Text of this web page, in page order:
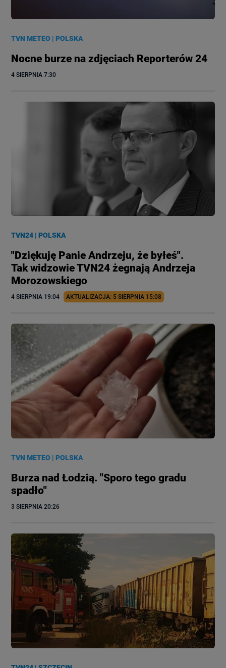
TVN METEO |POLSKA
Nocne burze na zdjęciach Reporterów 24
4 SIERPNIA 7:30
TVN24 |POLSKA
"Dziękuję Panie Andrzeju, że byłeś".
Tak widzowie TVN24 żegnają Andrzeja
Morozowskiego
4 SIERPNIA 19:04 AKTUALIZACJA: 5 SIERPNIA 15:08
TVN METEO |POLSKA
Burza nad Łodzią. "Sporo tego gradu
spadło"
3 SIERPNIA 20:26